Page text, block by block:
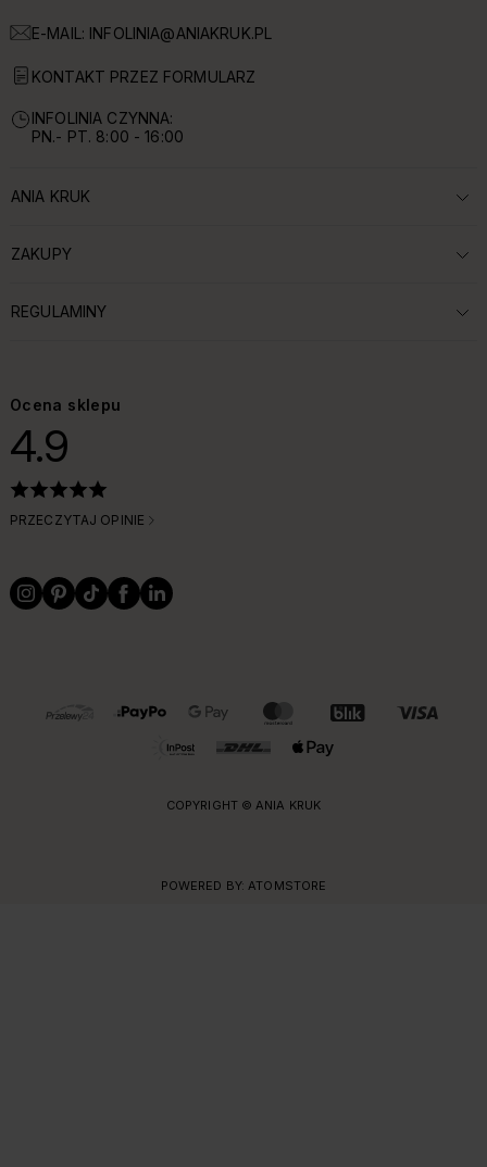
E-MAIL: INFOLINIA@ANIAKRUK.PL
KONTAKT PRZEZ FORMULARZ
INFOLINIA CZYNNA:
PN.- PT. 8:00 - 16:00
ROZWIŃ SEKCJĘ:
ANIA KRUK
ROZWIŃ SEKCJĘ:
ZAKUPY
ROZWIŃ SEKCJĘ:
REGULAMINY
Ocena sklepu
4.9
PRZECZYTAJ OPINIE
OBSŁUGIWANE FORMY PŁATNOŚCI I DOSTAWY
COPYRIGHT © ANIA KRUK
POWERED BY: ATOMSTORE